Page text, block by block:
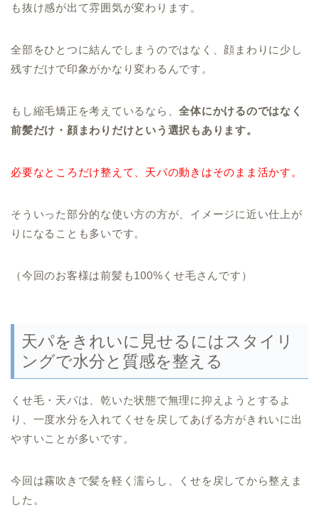
も抜け感が出て雰囲気が変わります。
全部をひとつに結んでしまうのではなく、顔まわりに少し
残すだけで印象がかなり変わるんです。
もし縮毛矯正を考えているなら、全体にかけるのではなく
前髪だけ・顔まわりだけという選択もあります。
必要なところだけ整えて、天パの動きはそのまま活かす。
そういった部分的な使い方の方が、イメージに近い仕上が
りになることも多いです。
（今回のお客様は前髪も100%くせ毛さんです）
天パをきれいに見せるにはスタイリ
ングで水分と質感を整える
くせ毛・天パは、乾いた状態で無理に抑えようとするよ
り、一度水分を入れてくせを戻してあげる方がきれいに出
やすいことが多いです。
今回は霧吹きで髪を軽く濡らし、くせを戻してから整えま
した。